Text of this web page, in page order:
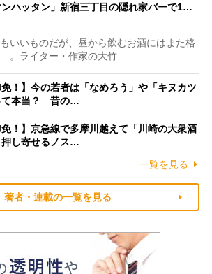
ンハッタン」新宿三丁目の隠れ家バーで1…
いいものだが、昼から飲むお酒にはまた格
。ライター・作家の大竹…
免！】今の若者は「なめろう」や「キヌカツ
て本当？ 昔の…
免！】京急線で多摩川越えて「川崎の大衆酒
し寄せるノス…
一覧を見る
著者・連載の一覧を見る